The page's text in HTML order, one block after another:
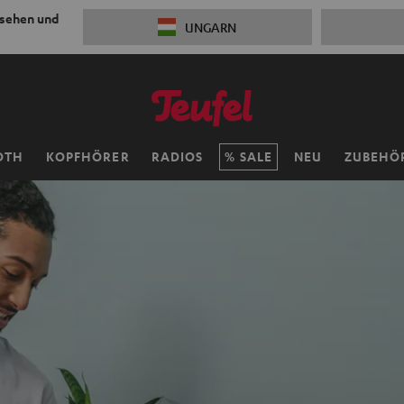
und UNGARN
KOPFHÖRER RADIOS SALE NEU